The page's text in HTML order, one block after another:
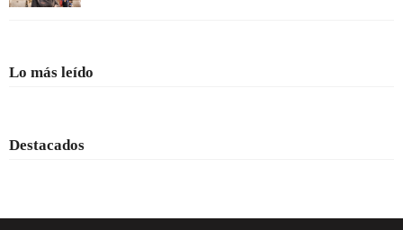
Lo más leído
Destacados